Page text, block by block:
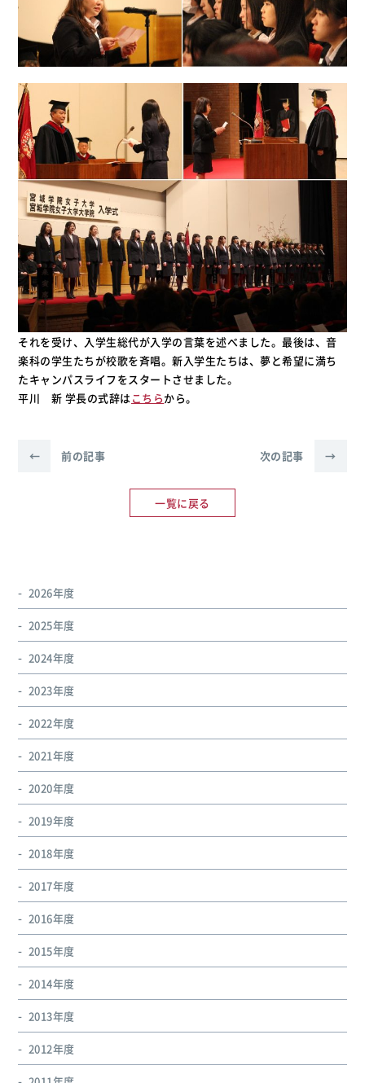
それを受け、入学生総代が入学の言葉を述べました。最後は、音
楽科の学生たちが校歌を斉唱。新入学生たちは、夢と希望に満ち
たキャンパスライフをスタートさせました。
平川 新 学長の式辞はこちらから。
← 前の記事
一覧に戻る
次の記事 →
2026年度
2025年度
2024年度
2023年度
2022年度
2021年度
2020年度
2019年度
2018年度
2017年度
2016年度
2015年度
2014年度
2013年度
2012年度